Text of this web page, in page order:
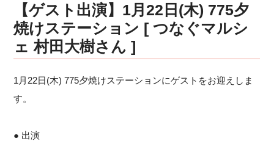
【ゲスト出演】1月22日(木) 775夕
焼けステーション [ つなぐマルシ
ェ 村田大樹さん ]
1月22日(木) 775夕焼けステーションにゲストをお迎えしま
す。
● 出演